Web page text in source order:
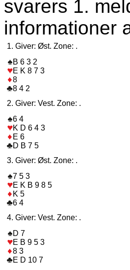
svarers 1.
informationer
1. Giver: Øst. Zone: .
B 6 3 2
E K 8 7 3
8
8 4 2
2. Giver: Vest. Zone: .
6 4
K D 6 4 3
E 6
D B 7 5
3. Giver: Øst. Zone: .
7 5 3
E K B 9 8 5
K 5
6 4
4. Giver: Vest. Zone: .
D 7
E B 9 5 3
8 3
E D 10 7